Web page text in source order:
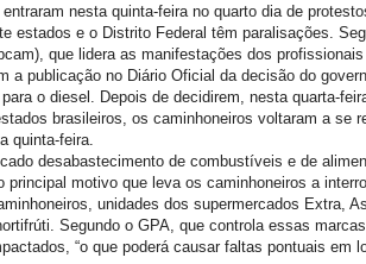
nesta quinta-feira no quarto dia de
estados e o Distrito Federal têm paralisações.
que lidera as manifestações dos
a publicação no Diário Oficial da decisão do
o diesel. Depois de decidirem, nesta quarta-
brasileiros, os caminhoneiros voltaram a se
quinta-feira.
desabastecimento de combustíveis e de
principal motivo que leva os caminhoneiros a
unidades dos supermercados Extra,
Segundo o GPA, que controla essas
“o que poderá causar faltas pontuais em